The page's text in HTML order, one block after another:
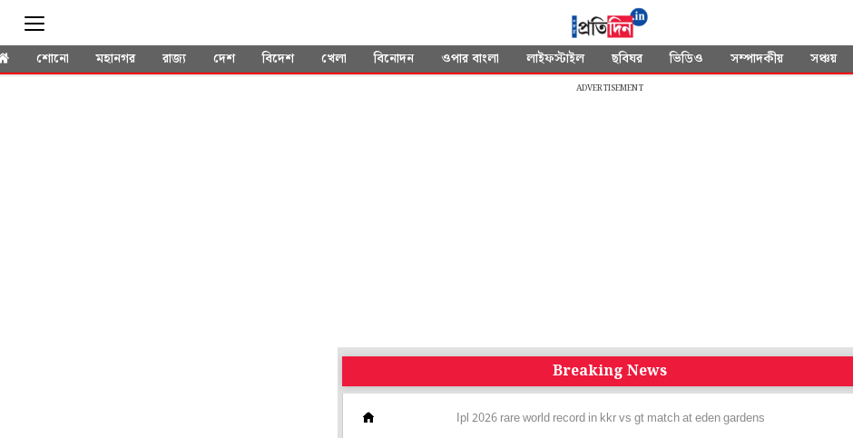
শোনো মহানগর রাজ্য দেশ বিদেশ খেলা বিনোদন ওপার বাংলা লাইফস্টাইল ছবিঘর ভিডিও সম্পাদকীয় সঞ্চয়
ADVERTISEMENT
Breaking News
Ipl 2026 rare world record in kkr vs gt match at eden gardens